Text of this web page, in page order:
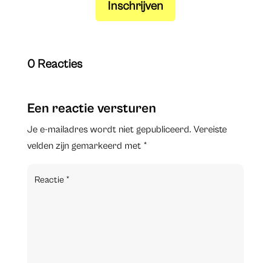
Inschrijven
0 Reacties
Een reactie versturen
Je e-mailadres wordt niet gepubliceerd. Vereiste
velden zijn gemarkeerd met *